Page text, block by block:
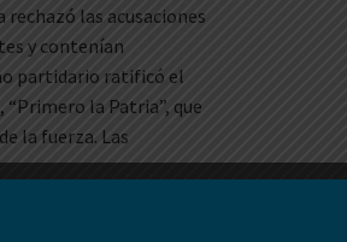
las acusaciones
y contenían
partidario ratificó el
la Patria”, que
la fuerza. Las
la Junta, los